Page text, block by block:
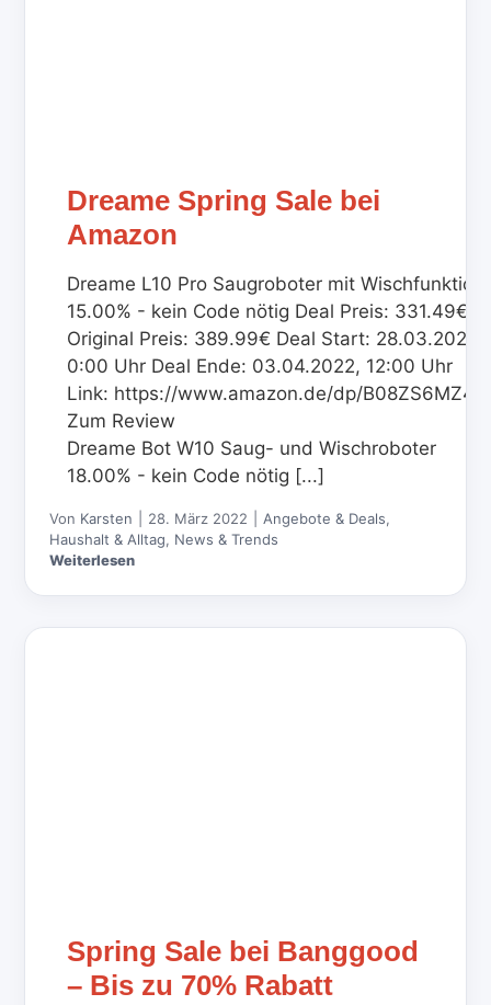
Dreame Spring Sale bei
Amazon
Dreame L10 Pro Saugroboter mit Wischfunktion
15.00% - kein Code nötig Deal Preis: 331.49€
Original Preis: 389.99€ Deal Start: 28.03.2022,
0:00 Uhr Deal Ende: 03.04.2022, 12:00 Uhr
Link: https://www.amazon.de/dp/B08ZS6MZ4R
Zum Review
Dreame Bot W10 Saug- und Wischroboter
18.00% - kein Code nötig [...]
Von Karsten 28. März 2022 Angebote & Deals,
Haushalt & Alltag, News & Trends
Weiterlesen
Spring Sale bei Banggood
– Bis zu 70% Rabatt